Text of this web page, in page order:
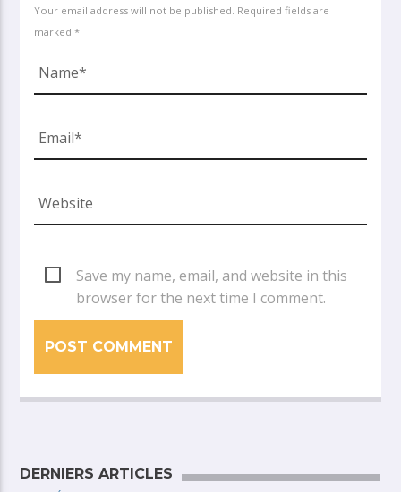
Your email address will not be published. Required fields are
marked *
Save my name, email, and website in this
browser for the next time I comment.
DERNIERS ARTICLES